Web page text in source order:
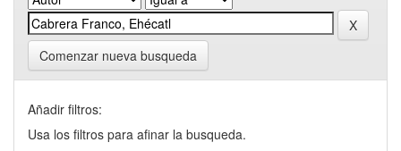
Comenzar nueva busqueda
Añadir filtros:
Usa los filtros para afinar la busqueda.